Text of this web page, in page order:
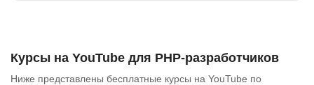
Курсы на YouTube для PHP-разработчиков
Ниже представлены бесплатные курсы на YouTube по